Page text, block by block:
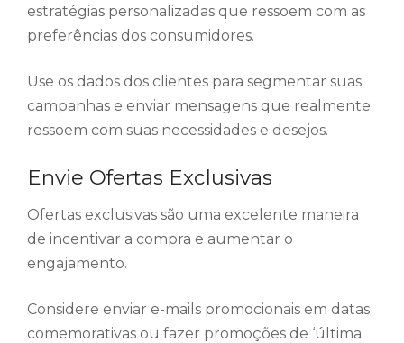
estratégias personalizadas que ressoem com as
preferências dos consumidores.
Use os dados dos clientes para segmentar suas
campanhas e enviar mensagens que realmente
ressoem com suas necessidades e desejos.
Envie Ofertas Exclusivas
Ofertas exclusivas são uma excelente maneira
de incentivar a compra e aumentar o
engajamento.
Considere enviar e-mails promocionais em datas
comemorativas ou fazer promoções de ‘última